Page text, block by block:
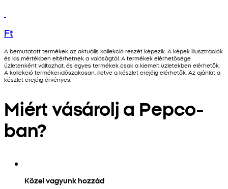
Ft
A bemutatott termékek az aktuális kollekció részét képezik. A képek illusztrációk
és kis mértékben eltérhetnek a valóságtól. A termékek elérhetősége
üzletenként változhat, és egyes termékek csak a kiemelt üzletekben elérhetők.
A kollekció termékei időszakosan, illetve a készlet erejéig elérhetők. Az ajánlat a
készlet erejéig érvényes.
Miért vásárolj a Pepco-
ban?
Közel vagyunk hozzád